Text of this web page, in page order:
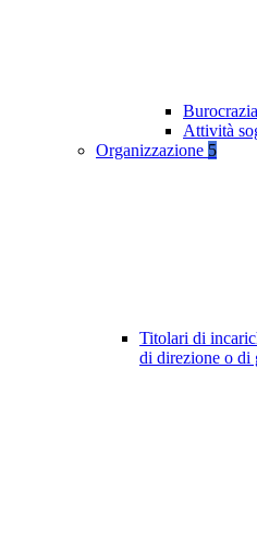
Attività
Organizzazione 5
Titolari di
di direzione o di